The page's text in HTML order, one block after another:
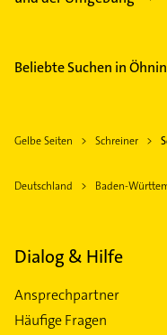
Beliebte Suchen in
Gelbe Seiten Schreiner
Deutschland Baden-
Dialog & Hilfe
Ansprechpartner
Häufige Fragen